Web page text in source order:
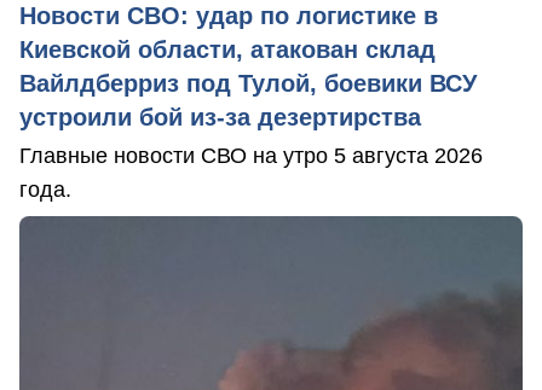
Новости СВО: удар по логистике в
Киевской области, атакован склад
Вайлдберриз под Тулой, боевики ВСУ
устроили бой из-за дезертирства
Главные новости СВО на утро 5 августа 2026
года.